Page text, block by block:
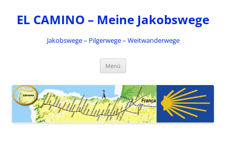
springen
EL CAMINO – Meine Jakobswege
Jakobswege – Pilgerwege – Weitwanderwege
Menü